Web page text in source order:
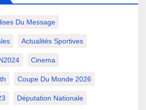
Du Message
Actualités Sportives
Cinema
Coupe Du Monde 2026
Députation Nationale